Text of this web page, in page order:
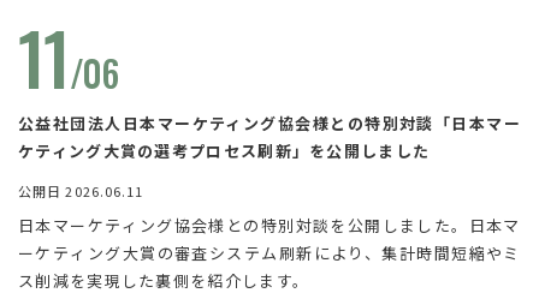
11/06
公益社団法人日本マーケティング協会様との特別対談「日本マー
ケティング大賞の選考プロセス刷新」を公開しました
公開日 2026.06.11
日本マーケティング協会様との特別対談を公開しました。日本マ
ーケティング大賞の審査システム刷新により、集計時間短縮やミ
ス削減を実現した裏側を紹介します。